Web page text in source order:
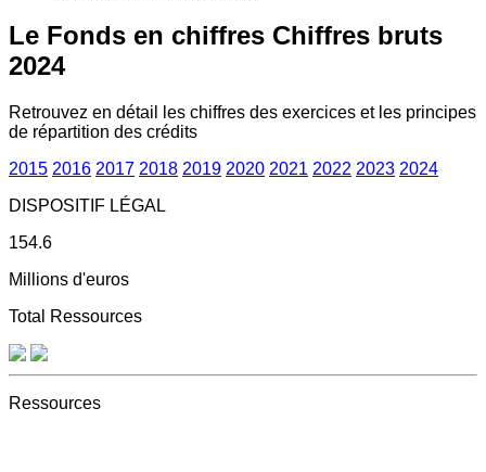
Le Fonds en chiffres Chiffres bruts
2024
Retrouvez en détail les chiffres des exercices et les principes
de répartition des crédits
2015 2016 2017 2018 2019 2020 2021 2022 2023 2024
DISPOSITIF LÉGAL
154.6
Millions d'euros
Total Ressources
Ressources